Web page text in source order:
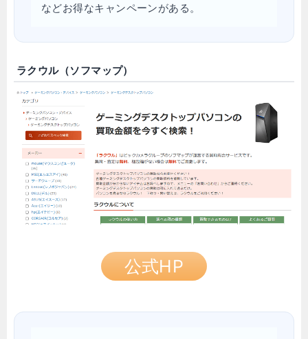
などお得なキャンペーンがある。
ラクウル（ソフマップ）
公式HP